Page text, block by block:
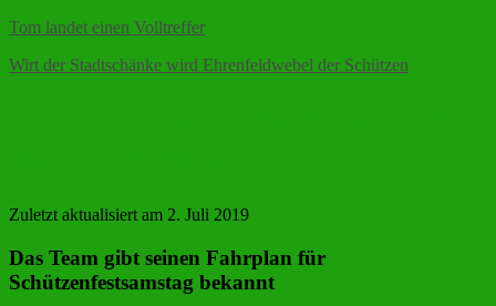
Tom landet einen Volltreffer
Wirt der Stadtschänke wird Ehrenfeldwebel der Schützen
Zuletzt aktualisiert am 2. Juli 2019
Das Team gibt seinen Fahrplan für
Schützenfestsamstag bekannt